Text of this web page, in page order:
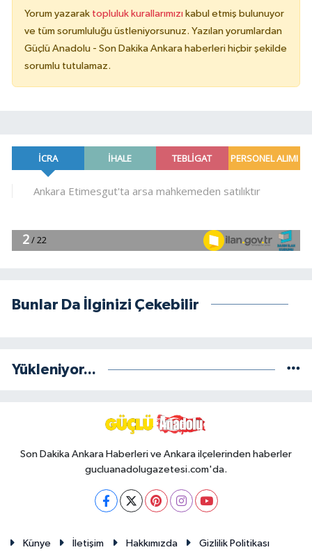
Yorum yazarak topluluk kurallarımızı kabul etmiş bulunuyor
ve tüm sorumluluğu üstleniyorsunuz. Yazılan yorumlardan
Güçlü Anadolu - Son Dakika Ankara haberleri hiçbir şekilde
sorumlu tutulamaz.
Bunlar Da İlginizi Çekebilir
Yükleniyor...
Son Dakika Ankara Haberleri ve Ankara ilçelerinden haberler
gucluanadolugazetesi.com'da.
Künye İletişim Hakkımızda Gizlilik Politikası